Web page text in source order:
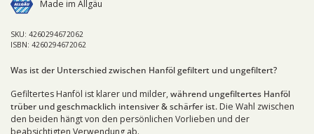
Made im Allgäu
SKU: 4260294672062
ISBN: 4260294672062
Was ist der Unterschied zwischen Hanföl gefiltert und ungefiltert?
Gefiltertes Hanföl ist klarer und milder,während ungefiltertes Hanföl
trüber und geschmacklich intensiver & schärfer ist. Die Wahl zwischen
den beiden hängt von den persönlichen Vorlieben und der
beabsichtigten Verwendung ab.